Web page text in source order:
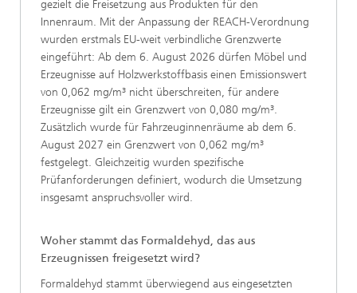
gezielt die Freisetzung aus Produkten für den
Innenraum. Mit der Anpassung der REACH-Verordnung
wurden erstmals EU-weit verbindliche Grenzwerte
eingeführt: Ab dem 6. August 2026 dürfen Möbel und
Erzeugnisse auf Holzwerkstoffbasis einen Emissionswert
von 0,062 mg/m³ nicht überschreiten, für andere
Erzeugnisse gilt ein Grenzwert von 0,080 mg/m³.
Zusätzlich wurde für Fahrzeuginnenräume ab dem 6.
August 2027 ein Grenzwert von 0,062 mg/m³
festgelegt. Gleichzeitig wurden spezifische
Prüfanforderungen definiert, wodurch die Umsetzung
insgesamt anspruchsvoller wird.
Woher stammt das Formaldehyd, das aus
Erzeugnissen freigesetzt wird?
Formaldehyd stammt überwiegend aus eingesetzten